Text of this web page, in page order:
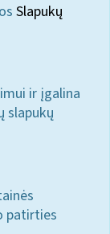
Slapukų
ir įgalina
slapukų
patirties